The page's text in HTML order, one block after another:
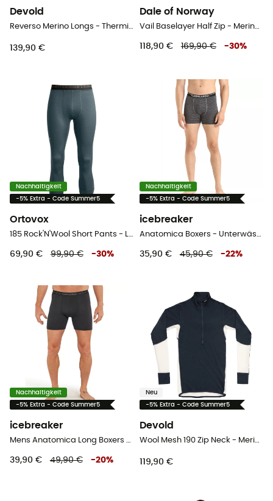
Devold
Reverso Merino Longs - Thermische Merinowollstrumpfhose - Herren
139,90 €
Dale of Norway
Vail Baselayer Half Zip - Merinowolltrikot - Herren
118,90 € 169,90 € -30%
Nachhaltigkeit
-5% Extra - Code Summer5
Ortovox
185 Rock'N'Wool Short Pants - Leggings - Herren
69,90 € 99,90 € -30%
Nachhaltigkeit
-5% Extra - Code Summer5
icebreaker
Anatomica Boxers - Unterwäsche - Herren
35,90 € 45,90 € -22%
Nachhaltigkeit
-5% Extra - Code Summer5
icebreaker
Mens Anatomica Long Boxers - Unterwäsche - Herren
39,90 € 49,90 € -20%
Neu
-5% Extra - Code Summer5
Devold
Wool Mesh 190 Zip Neck - Merinowolltrikot - Herren
119,90 €